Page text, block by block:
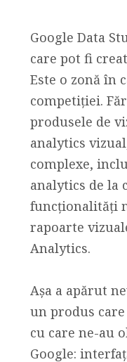
Google Data
care pot fi
Este o zonă în
competiției.
produsele de
analytics
complexe,
analytics de la
funcționalități
rapoarte
Analytics.
Așa a apărut
un produs
cu care ne-au
Google: